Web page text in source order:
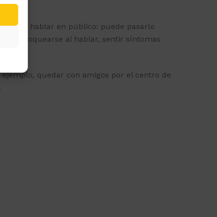
no hablar en público: puede pasarlo
bloquearse al hablar, sentir síntomas
quedar con amigos por el centro de